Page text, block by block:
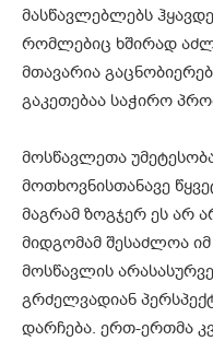
მასწავლებლებს
რომლებიც ხშირად
მთავარია
გაკეთებაა საჭირო
მოსწავლეთა
მოთხოვნისთანავე
მაგრამ ზოგჯერ ეს არ
მიდგომამ შესაძლოა
მოსწავლის
გრძელვადიან
დარჩება. ერთ-ერთმა